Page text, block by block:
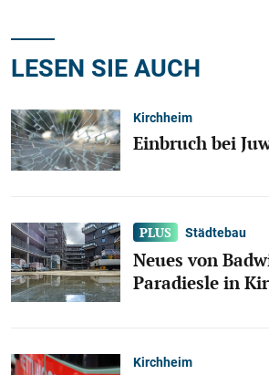
LESEN SIE AUCH
Kirchheim
Einbruch bei
Städtebau
Neues von
Paradiesle in
Kirchheim